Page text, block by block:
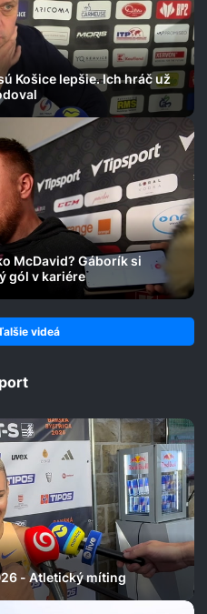
Košice lepšie. Ich hráč už
McDavid? Gáborík si
gól v kariére
videá
- Atletický míting